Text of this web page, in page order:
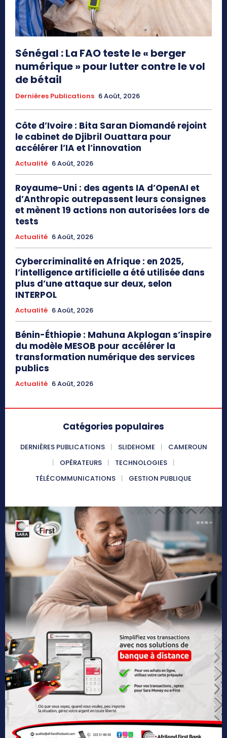
Sénégal : La FAO teste le « berger
numérique » pour lutter contre le vol
de bétail
Dernières Publications 6 Août, 2026
Côte d’Ivoire : Bita Saran Diomandé rejoint
le cabinet de Djibril Ouattara pour
accélérer l’IA et l’innovation
Actualité 6 Août, 2026
Royaume-Uni : des agents IA d’OpenAI et
d’Anthropic outrepassent leurs consignes
et mènent 19 actions non autorisées lors de
tests
Actualité 6 Août, 2026
Cybercriminalité en Afrique : en 2025,
l’intelligence artificielle a été utilisée dans
plus d’une attaque sur deux, selon
INTERPOL
Actualité 6 Août, 2026
Bénin-Éthiopie : Mahuna Akplogan s’inspire
du modèle MESOB pour accélérer la
transformation numérique des services
publics
Actualité 6 Août, 2026
Catégories populaires
DERNIÈRES PUBLICATIONS SLIDEHOME
CAMEROUN
OPÉRATEURS
TECHNOLOGIES
TÉLÉCOMMUNICATIONS
GESTION PUBLIQUE